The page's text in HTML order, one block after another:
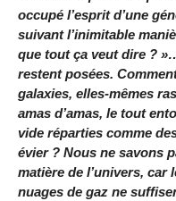
occupé l’esprit d’une
suivant l’inimitable
que tout ça veut dire ?
restent posées.
galaxies, elles-mêmes
amas d’amas, le tout
vide réparties comme
évier ? Nous ne savons
matière de l’univers, car
nuages de gaz ne